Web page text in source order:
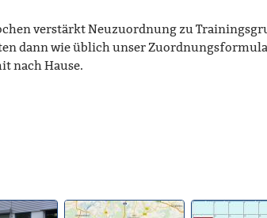
verstärkt Neuzuordnung zu
dann wie üblich unser
nach Hause.